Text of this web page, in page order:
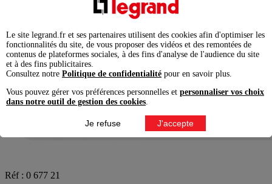
Réf : 0 677 21
Le site legrand.fr et ses partenaires utilisent des cookies afin d'optimiser les
fonctionnalités du site, de vous proposer des vidéos et des remontées de
contenus de plateformes sociales, à des fins d'analyse de l'audience du site
et à des fins publicitaires.
Consultez notre Politique de confidentialité pour en savoir plus.
Vous pouvez gérer vos préférences personnelles et personnaliser vos choix
dans notre outil de gestion des cookies
Je refuse J'accepte